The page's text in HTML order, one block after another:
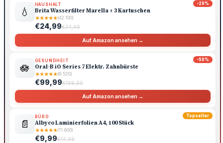
-29%
💧
HAUSHALT
Brita Wasserfilter Marella + 3 Kartuschen
★★★★★(42.100)
€24,99€34,99
Auf Amazon ansehen →
-50%
🪷
GESUNDHEIT
Oral-B iO Series 7 Elektr. Zahnbürste
★★★★★(6.520)
€99,99€199,99
Auf Amazon ansehen →
Topseller
📄
BÜRO
Albyco Laminierfolien A4, 100 Stück
★★★★★(11.800)
€9,99€14,99